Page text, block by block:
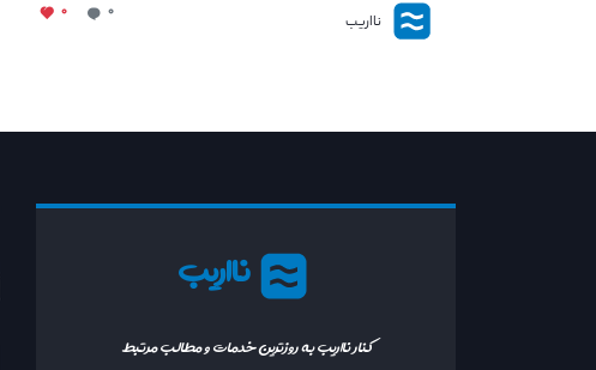
نااریب ۰ ۰
نااریب
کنار نااریب به روزترین خدمات و مطالب مرتبط